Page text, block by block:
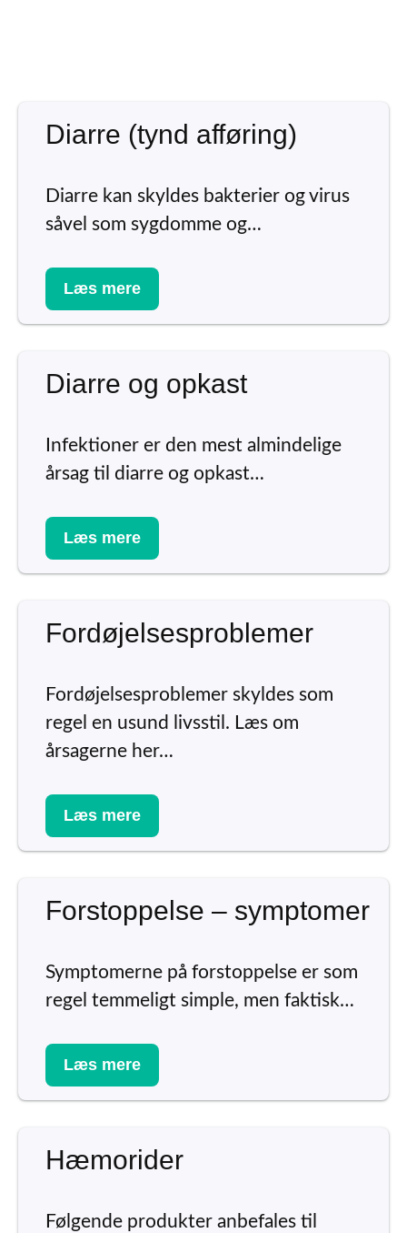
Diarre (tynd afføring)
Diarre kan skyldes bakterier og virus
såvel som sygdomme og…
Læs mere
Diarre og opkast
Infektioner er den mest almindelige
årsag til diarre og opkast…
Læs mere
Fordøjelsesproblemer
Fordøjelsesproblemer skyldes som
regel en usund livsstil. Læs om
årsagerne her…
Læs mere
Forstoppelse – symptomer
Symptomerne på forstoppelse er som
regel temmeligt simple, men faktisk…
Læs mere
Hæmorider
Følgende produkter anbefales til